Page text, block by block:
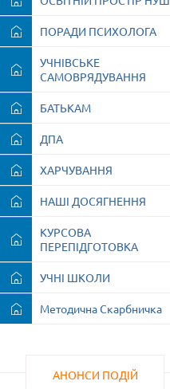
ПОРАДИ ПСИХОЛОГА
УЧНІВСЬКЕ
САМОВРЯДУВАННЯ
БАТЬКАМ
ДПА
ХАРЧУВАННЯ
НАШІ ДОСЯГНЕННЯ
КУРСОВА
ПЕРЕПІДГОТОВКА
УЧНІ ШКОЛИ
Методична Скарбничка
АНОНСИ ПОДІЙ